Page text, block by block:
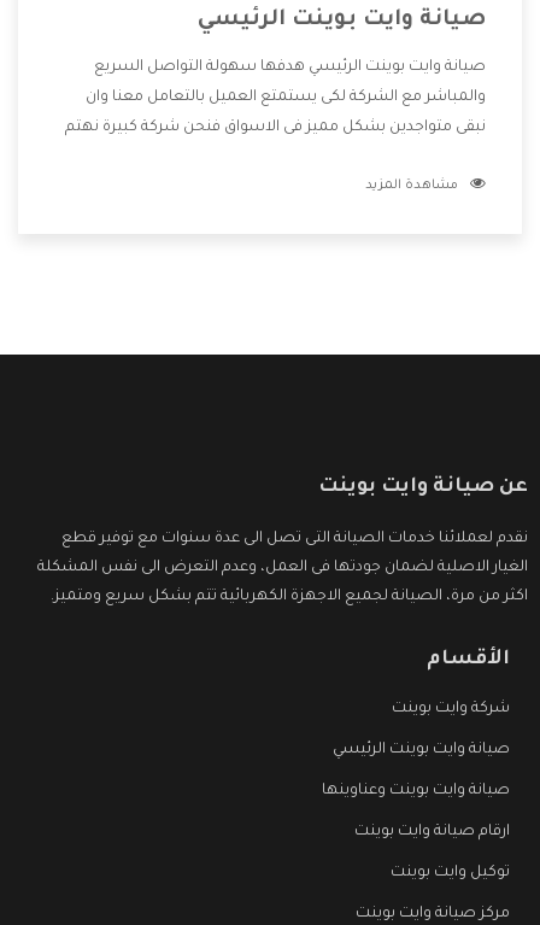
صيانة وايت بوينت الرئيسي
صيانة وايت بوينت الرئيسي هدفها سهولة التواصل السريع
والمباشر مع الشركة لكى يستمتع العميل بالتعامل معنا وان
نبقى متواجدين بشكل مميز فى الاسواق فنحن شركة كبيرة نهتم
الشركة بها والتى تكون منها خدمة الصيانة التى تكون من أهم
مشاهدة المزيد
عن صيانة وايت بوينت
نقدم لعملائنا خدمات الصيانة التى تصل الى عدة سنوات مع توفير قطع
الغيار الاصلية لضمان جودتها فى العمل، وعدم التعرض الى نفس المشكلة
اكثر من مرة، الصيانة لجميع الاجهزة الكهربائية تتم بشكل سريع ومتميز.
الأقسام
شركة وايت بوينت
صيانة وايت بوينت الرئيسي
صيانة وايت بوينت وعناوينها
ارقام صيانة وايت بوينت
توكيل وايت بوينت
مركز صيانة وايت بوينت